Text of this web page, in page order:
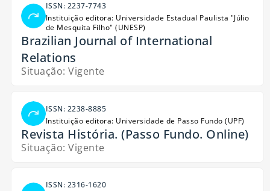
ISSN: 2237-7743
Instituição editora: Universidade Estadual Paulista "Júlio
de Mesquita Filho" (UNESP)
Brazilian Journal of International
Relations
Situação: Vigente
ISSN: 2238-8885
Instituição editora: Universidade de Passo Fundo (UPF)
Revista História. (Passo Fundo. Online)
Situação: Vigente
ISSN: 2316-1620